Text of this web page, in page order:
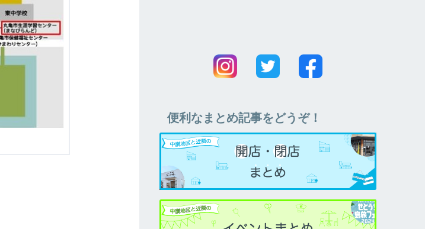
便利なまとめ記事をどうぞ！